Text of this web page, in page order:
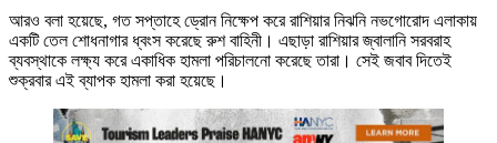
আরও বলা হয়েছে, গত সপ্তাহে ড্রোন নিক্ষেপ করে রাশিয়ার নিঝনি নভগোরোদ এলাকায়
একটি তেল শোধনাগার ধ্বংস করেছে রুশ বাহিনী। এছাড়া রাশিয়ার জ্বালানি সরবরাহ
ব্যবস্থাকে লক্ষ্য করে একাধিক হামলা পরিচালনো করেছে তারা। সেই জবাব দিতেই
শুক্রবার এই ব্যাপক হামলা করা হয়েছে।